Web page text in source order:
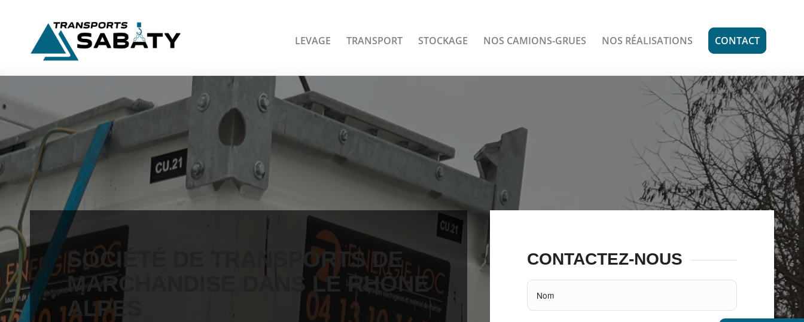
LEVAGE TRANSPORT STOCKAGE NOS CAMIONS-GRUES NOS RÉALISATIONS CONTACT
SOCIÉTÉ DE TRANSPORTS DE
MARCHANDISE DANS LE RHÔNE
ALPES
CONTACTEZ-NOUS